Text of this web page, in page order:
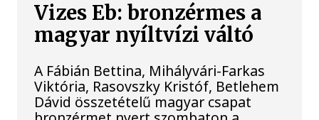
Vizes Eb: bronzérmes a
magyar nyíltvízi váltó
A Fábián Bettina, Mihályvári-Farkas
Viktória, Rasovszky Kristóf, Betlehem
Dávid összetételű magyar csapat